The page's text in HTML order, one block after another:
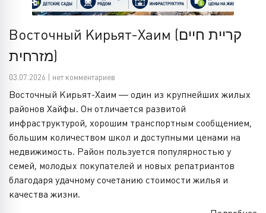
Восточный Кирьят-Хаим (קריית חיים
מזרחית)
03.07.2026 | нет комментариев
Восточный Кирьят-Хаим — один из крупнейших жилых
районов Хайфы. Он отличается развитой
инфраструктурой, хорошим транспортным сообщением,
большим количеством школ и доступными ценами на
недвижимость. Район пользуется популярностью у
семей, молодых покупателей и новых репатриантов
благодаря удачному сочетанию стоимости жилья и
качества жизни.